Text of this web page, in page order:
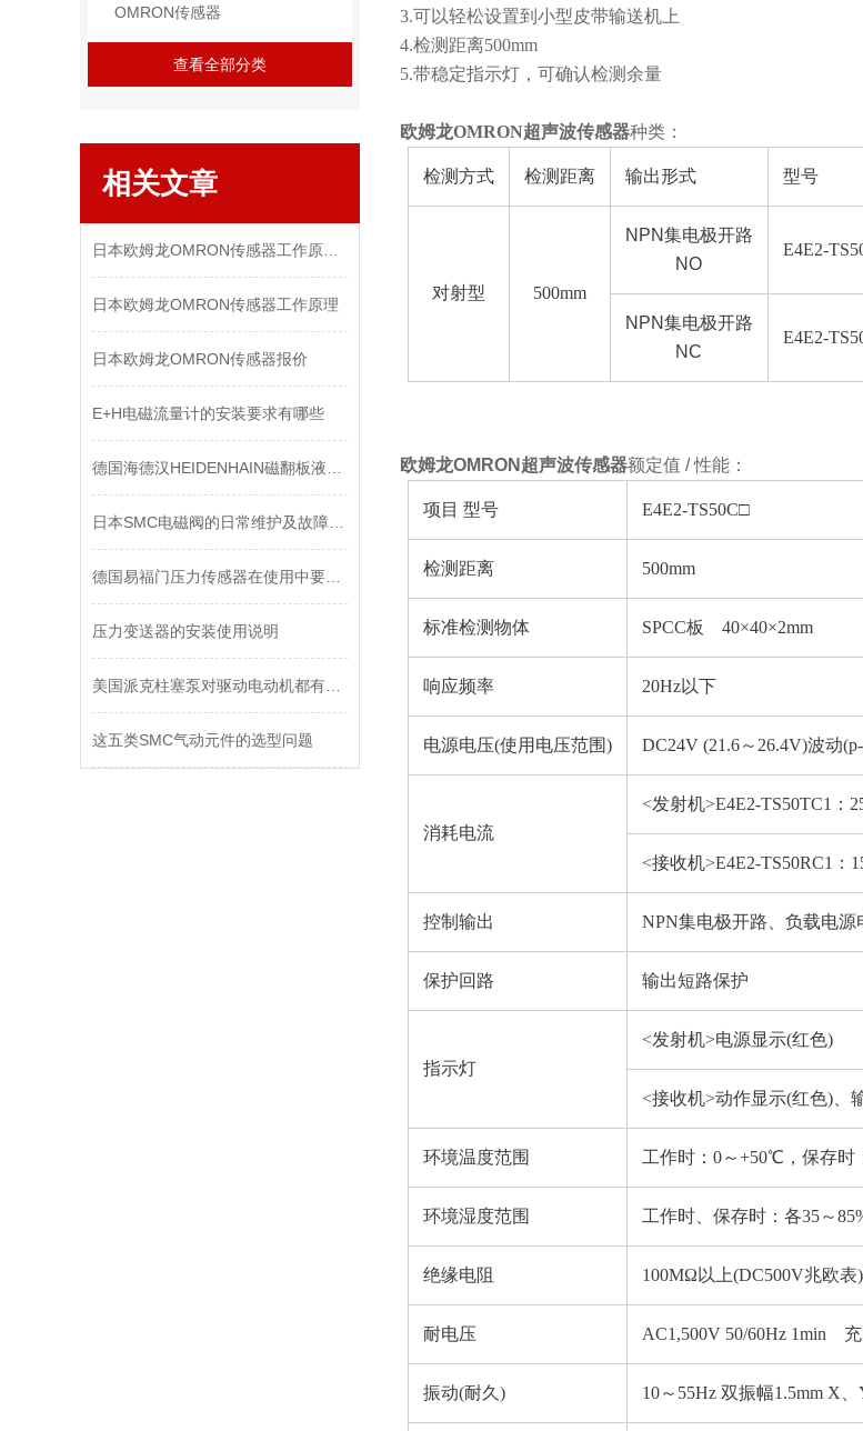
OMRON传感器
查看全部分类
相关文章
日本欧姆龙OMRON传感器工作原理
日本欧姆龙OMRON传感器报价
E+H电磁流量计的安装要求有哪些
压力变送器的安装使用说明
这五类SMC气动元件的选型问题
3.可以轻松设置到小型皮带输送机上
4.检测距离500mm
5.带稳定指示灯，可确认检测余量
欧姆龙OMRON超声波传感器种类：
检测方式 检测距离 输出形式 型号
对射型 500mm
NPN集电极开路
NO
E4E2-
NPN集电极开路
NC
E4E2-
欧姆龙OMRON超声波传感器额定值 / 性能：
项目 型号 E4E2-TS50C□
检测距离 500mm
标准检测物体 SPCC板 40×40×2mm
响应频率 20Hz以下
电源电压(使用电压范围) DC24V (21.6～26.4V)波动
消耗电流
<发射机>E4E2-TS50TC1：
<接收机>E4E2-TS50RC1：
控制输出 NPN集电极开路、负载电
保护回路 输出短路保护
指示灯
<发射机>电源显示(红色)
<接收机>动作显示(红色)、
环境温度范围 工作时：0～+50℃，保存时
环境湿度范围 工作时、保存时：各35～
绝缘电阻 100MΩ以上(DC500V兆欧
耐电压 AC1,500V 50/60Hz 1min
振动(耐久) 10～55Hz 双振幅1.5mm X